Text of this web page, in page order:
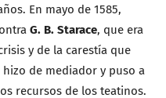
En mayo de 1585,
G. B. Starace, que era
y de la carestía que
hizo de mediador y puso a
recursos de los teatinos.